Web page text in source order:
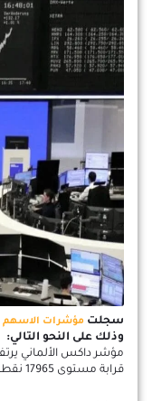
سجلت مؤشرات الاسهم
وذلك على النحو التالي:
قرابة مستوى 17965 نقطة.